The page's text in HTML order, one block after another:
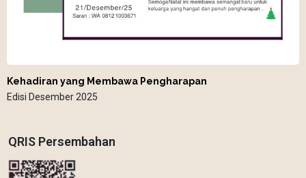
Kehadiran yang Membawa Pengharapan
Edisi Desember 2025
QRIS Persembahan